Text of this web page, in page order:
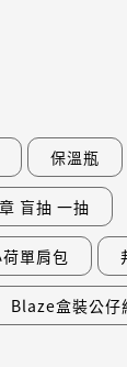
保溫瓶
盲抽 一抽
單肩包
Blaze盒裝公仔